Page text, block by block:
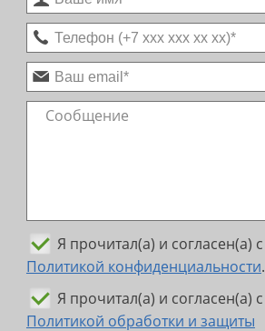
Я прочитал(а) и согласен(а) с
Политикой конфиденциальности.
Я прочитал(а) и согласен(а) с
Политикой обработки и защиты